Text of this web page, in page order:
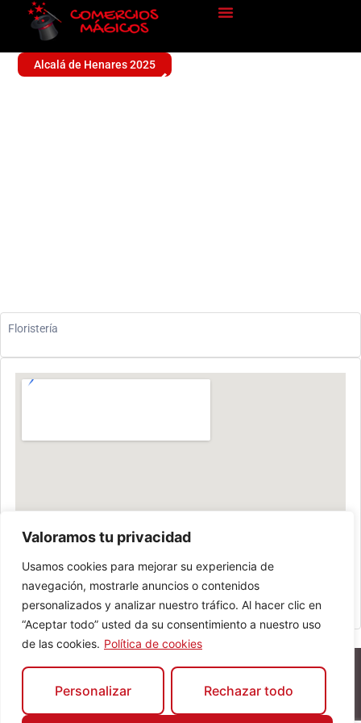
Valoramos tu privacidad
Usamos cookies para mejorar su experiencia de
navegación, mostrarle anuncios o contenidos
personalizados y analizar nuestro tráfico. Al hacer clic en
“Aceptar todo” usted da su consentimiento a nuestro uso
de las cookies. Política de cookies
Personalizar Rechazar todo
Alcalá de Henares 2025
Floristería